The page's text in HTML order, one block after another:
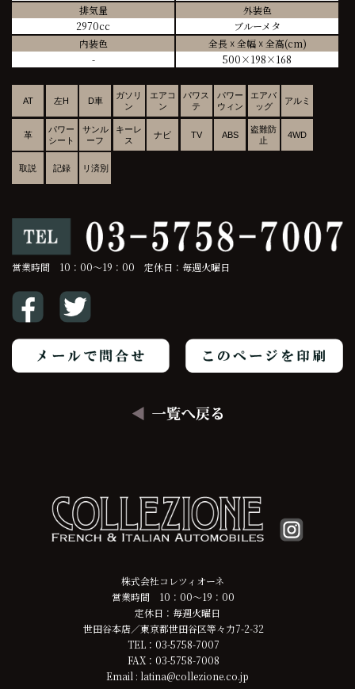
排気量
2970cc
外装色
ブルーメタ
内装色
-
全長 ☓ 全幅 ☓ 全高(cm)
500×198×168
AT 左H D車
ガソリ
ン
エアコ
ン
パワス
テ
パワー
ウィン
エアバ
ッグ
アルミ
革
パワー
シート
サンル
ーフ
キーレ
ス
ナビ TV ABS
盗難防
止
4WD
取説 記録 リ済別
営業時間 10：00～19：00 定休日：毎週火曜日
株式会社コレツィオーネ
営業時間 10：00～19：00
定休日：毎週火曜日
世田谷本店／東京都世田谷区等々力7-2-32
TEL：03-5758-7007
FAX：03-5758-7008
Email : latina@collezione.co.jp